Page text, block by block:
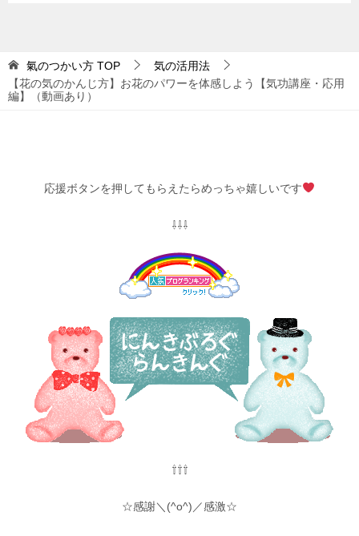
氣のつかい方 TOP
気の活用法
【花の気のかんじ方】お花のパワーを体感しよう【気功講座・応用
編】（動画あり）
応援ボタンを押してもらえたらめっちゃ嬉しいです
⇩⇩⇩
⇧⇧⇧
☆感謝＼(^o^)／感激☆